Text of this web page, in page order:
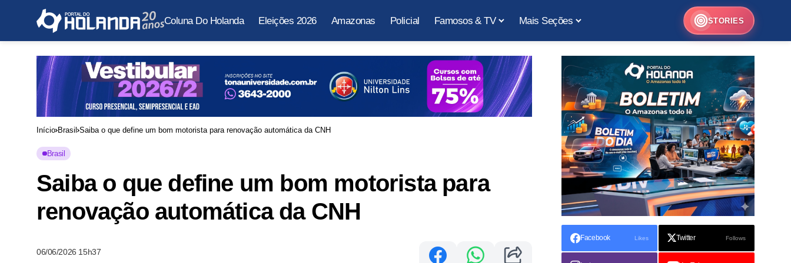
Coluna Do Holanda Eleições 2026 Amazonas Policial Famosos & TV Mais Seções STORIES
Início Brasil Saiba o que define um bom motorista para renovação automática da CNH
Brasil
Saiba o que define um bom motorista para
renovação automática da CNH
06/06/2026 15h37
Facebook Likes Twitter Follows